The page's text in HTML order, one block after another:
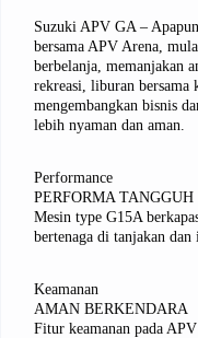
Suzuki APV GA –
bersama APV Arena,
berbelanja, memanjakan
rekreasi, liburan bersama
mengembangkan bisnis
lebih nyaman dan aman.
Performance
PERFORMA TANGGUH
Mesin type G15A
bertenaga di tanjakan
Keamanan
AMAN BERKENDARA
Fitur keamanan pada